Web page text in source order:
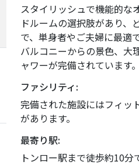
スタイリッシュで機能的な
ドルームの選択肢があり、
で、単身者やご夫婦に最適
バルコニーからの景色、大
ャワーが完備されています。
ファシリティ:
完備された施設にはフィッ
があります。
最寄り駅:
トンロー駅まで徒歩約10分